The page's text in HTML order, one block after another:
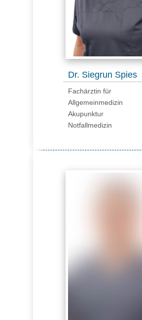
Dr. Siegrun Spies
Fachärztin für
Allgemeinmedizin
Akupunktur
Notfallmedizin